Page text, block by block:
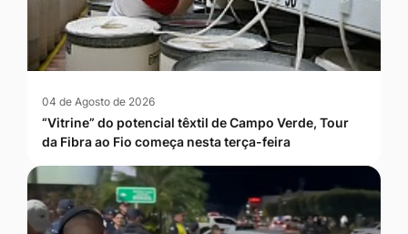
04 de Agosto de 2026
“Vitrine” do potencial têxtil de Campo Verde, Tour
da Fibra ao Fio começa nesta terça-feira